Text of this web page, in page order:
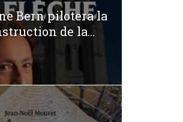
Bern pilotera la
de la...